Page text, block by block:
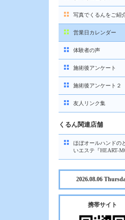
写真でくるんをご紹
営業日カレンダー
体験者の声
施術後アンケート
施術後アンケート２
友人リンク集
くるん関連店舗
ほぼオールハンドの
いエステ『HEART-
2026.08.06
携帯サイト